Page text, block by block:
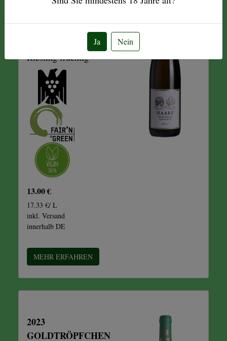
Ja Nein
KABINETT
Riesling fruchtig
13.00 €
17.33 €/ L
inkl. Versand
innerhalb DE
MEHR ERFAHREN
2023
GOLDTRÖPFCHEN